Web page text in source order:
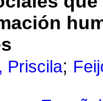
Priscila;